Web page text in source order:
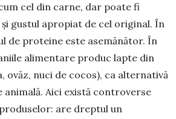
cel din carne, dar poate fi
gus­tul apropiat de cel original. În
de proteine este asemănător. În
alimentare produc lapte din
ovăz, nuci de cocos), ca alter­nativă
animală. Aici există controverse
are drep­tul un